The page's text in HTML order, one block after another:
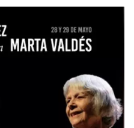
primero has de
14ymedio.
CANCELAR